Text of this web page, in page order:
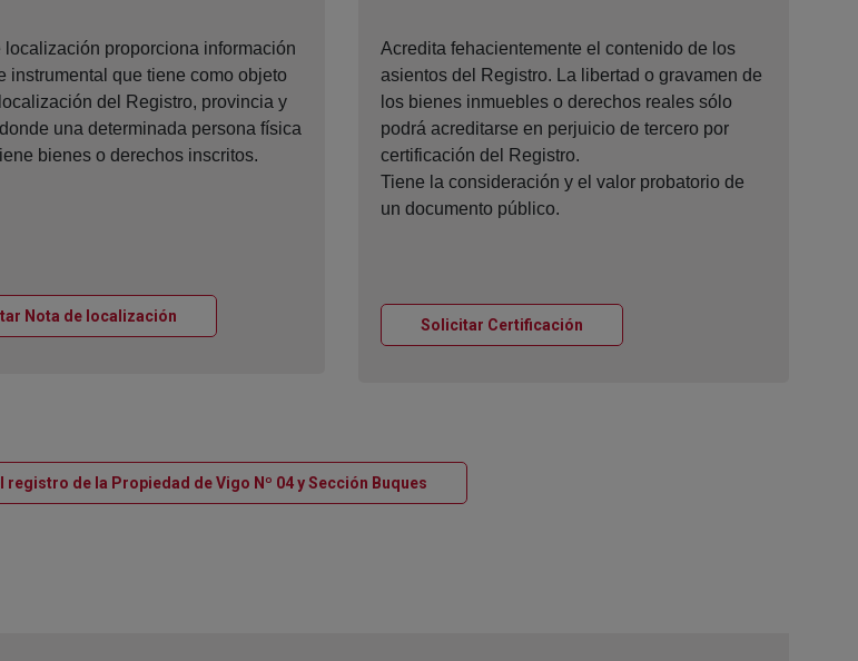
localización proporciona información
instrumental que tiene como objeto
del Registro, provincia y
una determinada persona física
bienes o derechos inscritos.
Nota de localizaciónVentana nueva
Acredita fehacientemente el contenido de los
asientos del Registro. La libertad o gravamen de
los bienes inmuebles o derechos reales sólo
podrá acreditarse en perjuicio de tercero por
certificación del Registro.
Tiene la consideración y el valor probatorio de
un documento público.
Solicitar Certificación
de la Propiedad de Vigo Nº 04 y Sección BuquesVentana nueva